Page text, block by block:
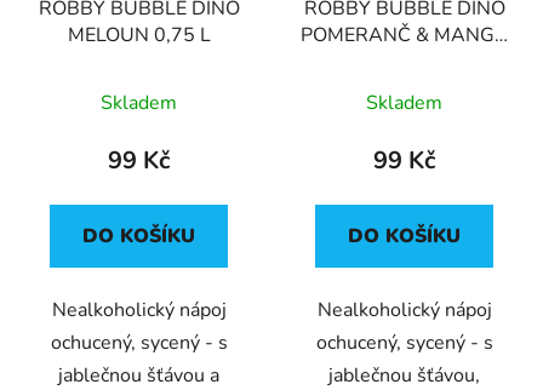
ROBBY BUBBLE DINO
MELOUN 0,75 L
Skladem
99 Kč
DO KOŠÍKU
Nealkoholický nápoj
ochucený, sycený - s
jablečnou šťávou a
ROBBY BUBBLE DINO
POMERANČ & MANGO
Skladem
99 Kč
DO KOŠÍKU
Nealkoholický nápoj
ochucený, sycený - s
jablečnou šťávou,